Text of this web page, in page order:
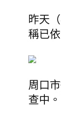
昨天
稱已
周口
查中